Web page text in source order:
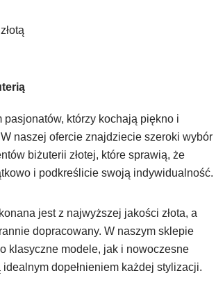
pasjonatów, którzy kochają piękno i
naszej ofercie znajdziecie szeroki wybór
biżuterii złotej, które sprawią, że
i podkreślicie swoją indywidualność.
jest z najwyższej jakości złota, a
dopracowany. W naszym sklepie
klasyczne modele, jak i nowoczesne
idealnym dopełnieniem każdej stylizacji.